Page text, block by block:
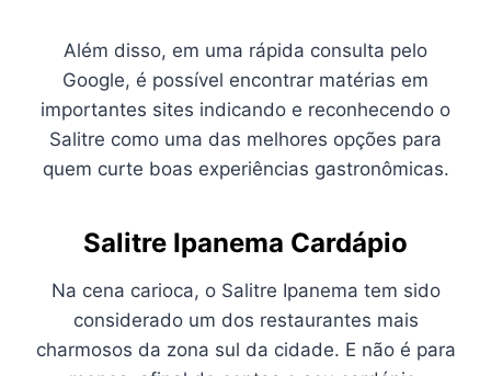
Além disso, em uma rápida consulta pelo
Google, é possível encontrar matérias em
importantes sites indicando e reconhecendo o
Salitre como uma das melhores opções para
quem curte boas experiências gastronômicas.
Salitre Ipanema Cardápio
Na cena carioca, o Salitre Ipanema tem sido
considerado um dos restaurantes mais
charmosos da zona sul da cidade. E não é para